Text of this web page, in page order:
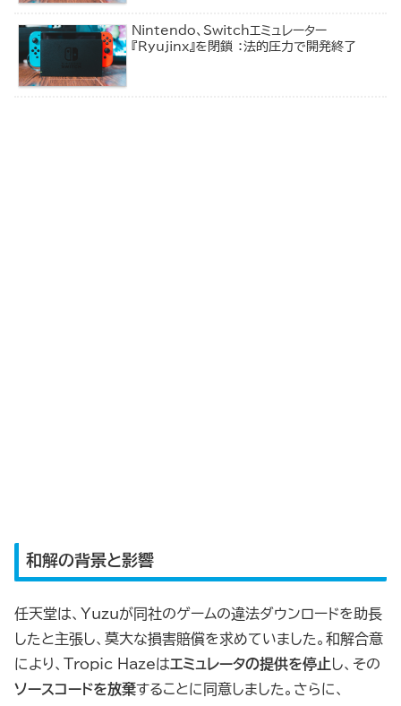
Nintendo、Switchエミュレーター
『Ryujinx』を閉鎖 ：法的圧力で開発終了
和解の背景と影響
任天堂は、Yuzuが同社のゲームの違法ダウンロードを助長
したと主張し、莫大な損害賠償を求めていました。和解合意
により、Tropic Hazeはエミュレータの提供を停止し、その
ソースコードを放棄することに同意しました。さらに、